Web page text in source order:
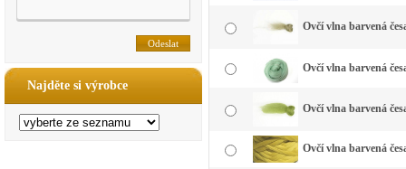
Najděte si výrobce
Ovčí vlna barvená
Ovčí vlna barvená
Ovčí vlna barvená
Ovčí vlna barvená